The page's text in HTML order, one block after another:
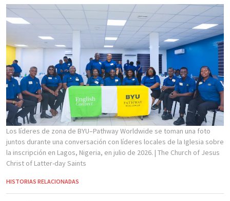
Los líderes de zona de BYU–Pathway Worldwide se toman una foto
juntos durante una conversación con líderes locales de la Iglesia sobre
la inscripción en Lagos, Nigeria, en julio de 2026. | The Church of Jesus
Christ of Latter-day Saints
HISTORIAS RELACIONADAS